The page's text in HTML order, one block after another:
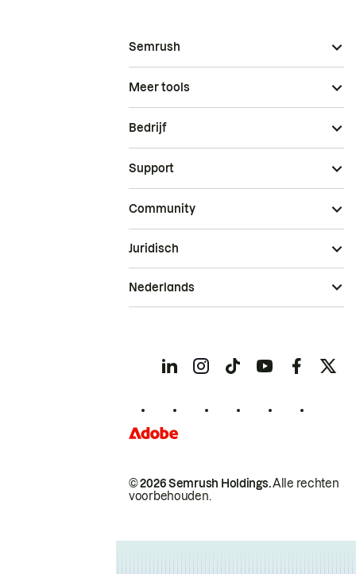
Semrush
Meer tools
Bedrijf
Support
Community
© 2026 Semrush Holdings.Alle rechten
voorbehouden.
Juridisch
Nederlands